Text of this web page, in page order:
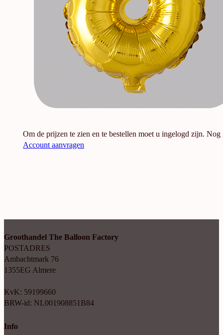
Om de prijzen te zien en te bestellen moet u ingelogd zijn. Nog
Account aanvragen
Groothandel The Balloon Factory
POSTADRES
Ambachtmark 76
1355EG Almere
KvK: 59199660
BRW-id: NL001908851B84
Info